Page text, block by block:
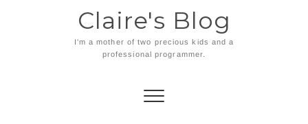
Claire's Blog
I'm a mother of two precious kids and a
professional programmer.